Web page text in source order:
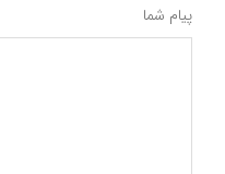
پیام شما